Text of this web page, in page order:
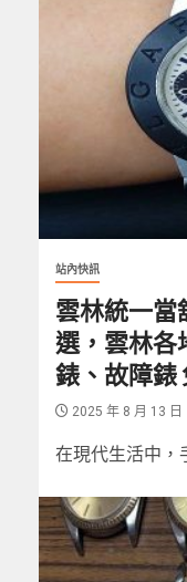
站內快訊
雲林統一當
選，雲林各
錶、故障錶
2025 年 8 月 13 日
在現代生活中，